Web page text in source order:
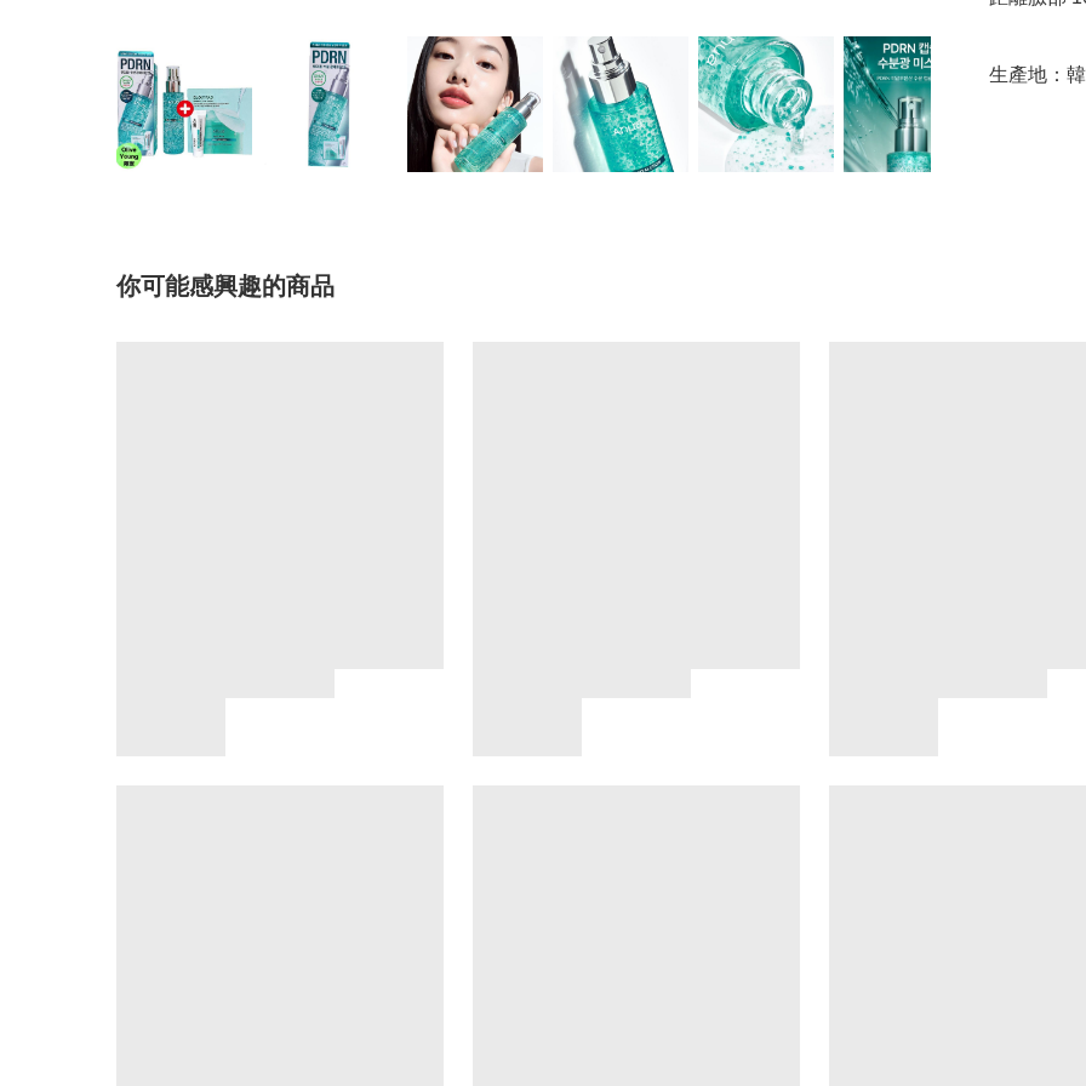
生產地：
你可能感興趣的商品